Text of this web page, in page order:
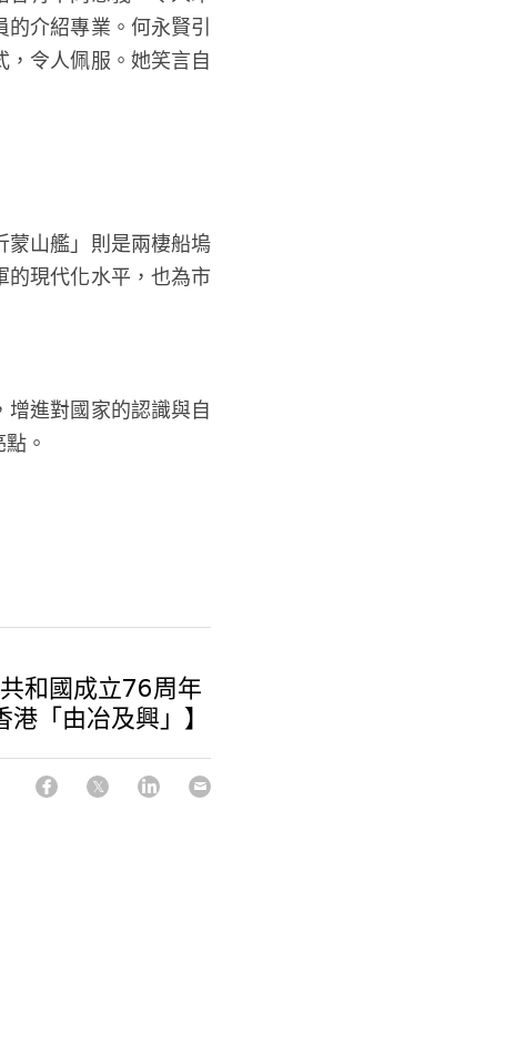
介紹專業。何永賢引
令人佩服。她笑言自
蒙山艦」則是兩棲船塢
的現代化水平，也為市
進對國家的認識與自
。
和國成立76周年
「由冶及興」】